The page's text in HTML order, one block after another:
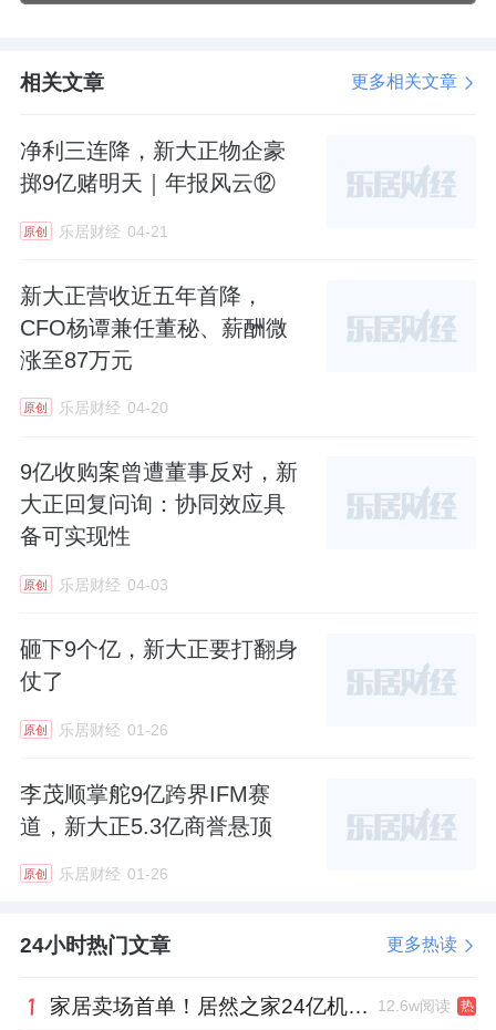
相关文章 更多相关文章
净利三连降，新大正物企豪
掷9亿赌明天｜年报风云⑫
原创 乐居财经 04-21
新大正营收近五年首降，
CFO杨谭兼任董秘、薪酬微
涨至87万元
原创 乐居财经 04-20
9亿收购案曾遭董事反对，新
大正回复问询：协同效应具
备可实现性
原创 乐居财经 04-03
砸下9个亿，新大正要打翻身
仗了
原创 乐居财经 01-26
李茂顺掌舵9亿跨界IFM赛
道，新大正5.3亿商誉悬顶
原创 乐居财经 01-26
24小时热门文章 更多热读
家居卖场首单！居然之家24亿机构间REITs获深交所无异议函 12.6w阅读 热